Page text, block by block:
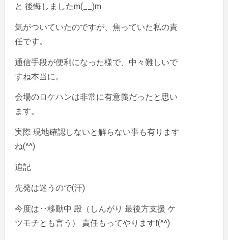
と 後悔しましたm(__)m
気がついていたのですが、焦っていた私の責
任です。
通信手段が便利になった様で、中々難しいで
すね本当に。
会場のロケハンは非常に有意義だったと思い
ます。
実際 現地確認しないと解らない事も有ります
ね(^^)
追記
先発は迷うので(汗)
今度は‥移動中 殿（しんがり 最後方支援 ケ
ツモチとも言う） 責任もってやります❗(^^)